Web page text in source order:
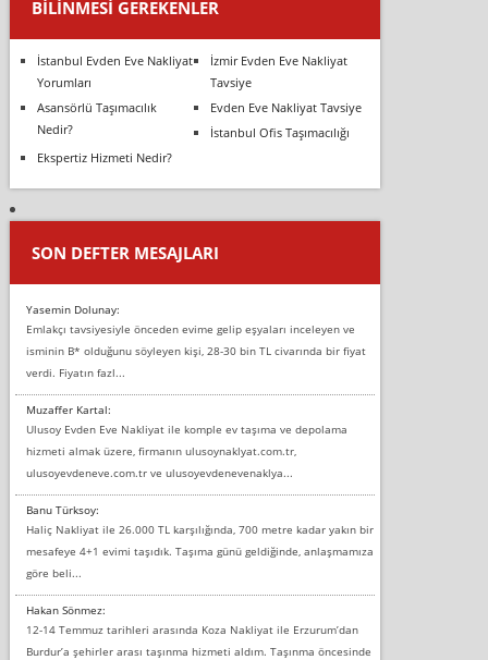
BILINMESI GEREKENLER
İstanbul Evden Eve Nakliyat
Yorumları
İzmir Evden Eve Nakliyat
Tavsiye
Asansörlü Taşımacılık
Nedir?
Evden Eve Nakliyat Tavsiye
İstanbul Ofis Taşımacılığı
Ekspertiz Hizmeti Nedir?
SON DEFTER MESAJLARI
Yasemin Dolunay:
Emlakçı tavsiyesiyle önceden evime gelip eşyaları inceleyen ve
isminin B* olduğunu söyleyen kişi, 28-30 bin TL civarında bir fiyat
verdi. Fiyatın fazl...
Muzaffer Kartal:
Ulusoy Evden Eve Nakliyat ile komple ev taşıma ve depolama
hizmeti almak üzere, firmanın ulusoynaklyat.com.tr,
ulusoyevdeneve.com.tr ve ulusoyevdenevenaklya...
Banu Türksoy:
Haliç Nakliyat ile 26.000 TL karşılığında, 700 metre kadar yakın bir
mesafeye 4+1 evimi taşıdık. Taşıma günü geldiğinde, anlaşmamıza
göre beli...
Hakan Sönmez:
12-14 Temmuz tarihleri arasında Koza Nakliyat ile Erzurum’dan
Burdur’a şehirler arası taşınma hizmeti aldım. Taşınma öncesinde